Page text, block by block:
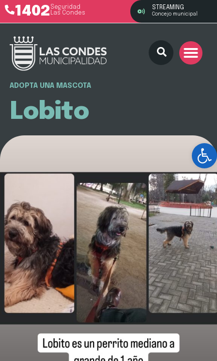
1402 Seguridad
Las Condes
STREAMING
Concejo municipal
ADOPTA UNA MASCOTA
Lobito